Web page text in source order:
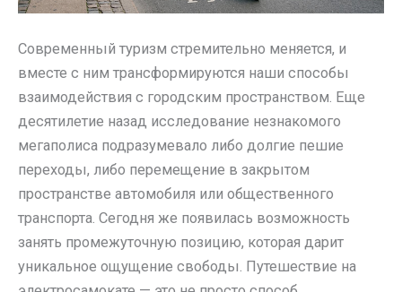
Современный туризм стремительно меняется, и
вместе с ним трансформируются наши способы
взаимодействия с городским пространством. Еще
десятилетие назад исследование незнакомого
мегаполиса подразумевало либо долгие пешие
переходы, либо перемещение в закрытом
пространстве автомобиля или общественного
транспорта. Сегодня же появилась возможность
занять промежуточную позицию, которая дарит
уникальное ощущение свободы. Путешествие на